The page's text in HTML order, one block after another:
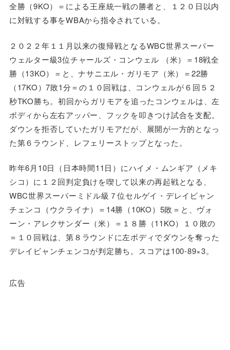
全勝（9KO）＝による王座統一戦の勝者と、１２０日以内
に対戦する事をWBAから指令されている。
２０２２年１１月以来の復帰戦となるWBC世界スーパー
ウェルター級3位チャールズ・コンウェル （米）＝18戦全
勝（13KO）＝と、ナサニエル・ガリモア（米）＝22勝
（17KO）7敗1分＝の１０回戦は、コンウェルが６回５２
秒TKO勝ち。初回からガリモアを追ったコンウェルは、左
ボディから左右アッパー、フックを叩きつけ試合を支配。
ダウンを拒否していたガリモアだが、展開が一方的となっ
た第６ラウンド、レフェリーストップとなった。
昨年6月10日（日本時間11日）にハイメ・ムンギア（メキ
シコ）に１２回判定負けを喫して以来の再起戦となる、
WBC世界スーパーミドル級７位セルゲイ・デレイビャン
チェンコ（ウクライナ）＝14勝（10KO）5敗＝と、ヴォ
ーン・アレクサンダー（米）＝１８勝（11KO）１０敗の
＝１０回戦は、第８ラウンドに左ボディでダウンを奪った
デレイビャンチェンコが判定勝ち。スコアは100-89×3。
広告